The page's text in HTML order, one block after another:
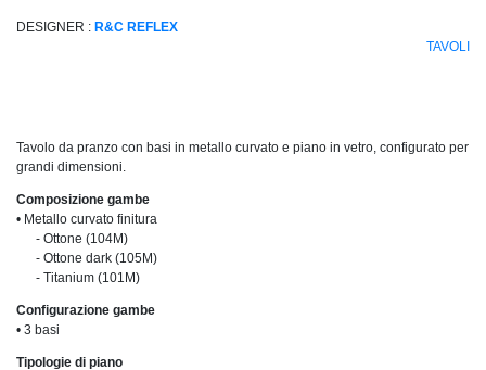
DESIGNER : R&C REFLEX
TAVOLI
Tavolo da pranzo con basi in metallo curvato e piano in vetro, configurato per
grandi dimensioni.
Composizione gambe
• Metallo curvato finitura
- Ottone (104M)
- Ottone dark (105M)
- Titanium (101M)
Configurazione gambe
• 3 basi
Tipologie di piano